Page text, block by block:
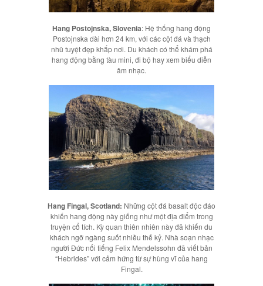
Hang Postojnska, Slovenia: Hệ thống hang động
Postojnska dài hơn 24 km, với các cột đá và thạch
nhũ tuyệt đẹp khắp nơi. Du khách có thể khám phá
hang động bằng tàu mini, đi bộ hay xem biểu diễn
âm nhạc.
Hang Fingal, Scotland: Những cột đá basalt độc đáo
khiến hang động này giống như một địa điểm trong
truyện cổ tích. Kỳ quan thiên nhiên này đã khiến du
khách ngỡ ngàng suốt nhiều thế kỷ. Nhà soạn nhạc
người Đức nổi tiếng Felix Mendelssohn đã viết bản
“Hebrides” với cảm hứng từ sự hùng vĩ của hang
Fingal.